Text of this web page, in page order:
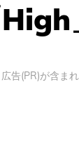
告(PR)が含ま